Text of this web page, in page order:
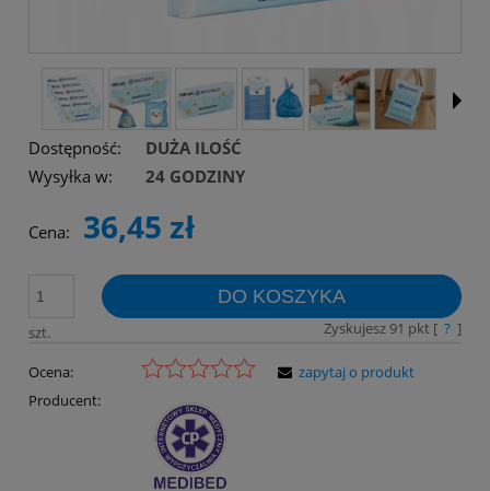
Dostępność:
DUŻA ILOŚĆ
Wysyłka w:
24 GODZINY
Cena: 36,45 zł
szt.
DO KOSZYKA
Zyskujesz 91 pkt [ ? ]
Ocena:
Producent:
zapytaj o produkt